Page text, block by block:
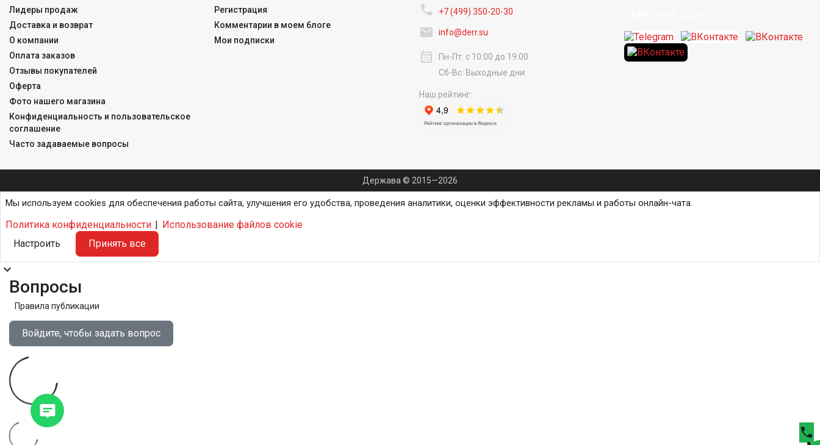
Лидеры продаж
Доставка и возврат
О компании
Оплата заказов
Отзывы покупателей
Оферта
Фото нашего магазина
Конфиденциальность и пользовательское
соглашение
Часто задаваемые вопросы
Регистрация
Комментарии в моем блоге
Мои подписки
 +7 (499) 350-20-30
 info@derr.su
calendar_month
Пн-Пт: с 10:00 до 19:00
Сб-Вс: Выходные дни
Наш рейтинг:
Держава © 2015—2026
Мы используем cookies для обеспечения работы сайта, улучшения его удобства, проведения аналитики, оценки эффективности рекламы и работы онлайн-чата.
Политика конфиденциальности
Использование файлов cookie
Настроить
Принять все
phone
expand_more
Вопросы
Правила публикации
Войдите, чтобы задать вопрос